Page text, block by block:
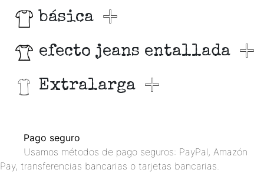
básica
efecto jeans entallada
Extralarga
Pago seguro
Usamos métodos de pago seguros: PayPal, Amazón
Pay, transferencias bancarias o tarjetas bancarias.